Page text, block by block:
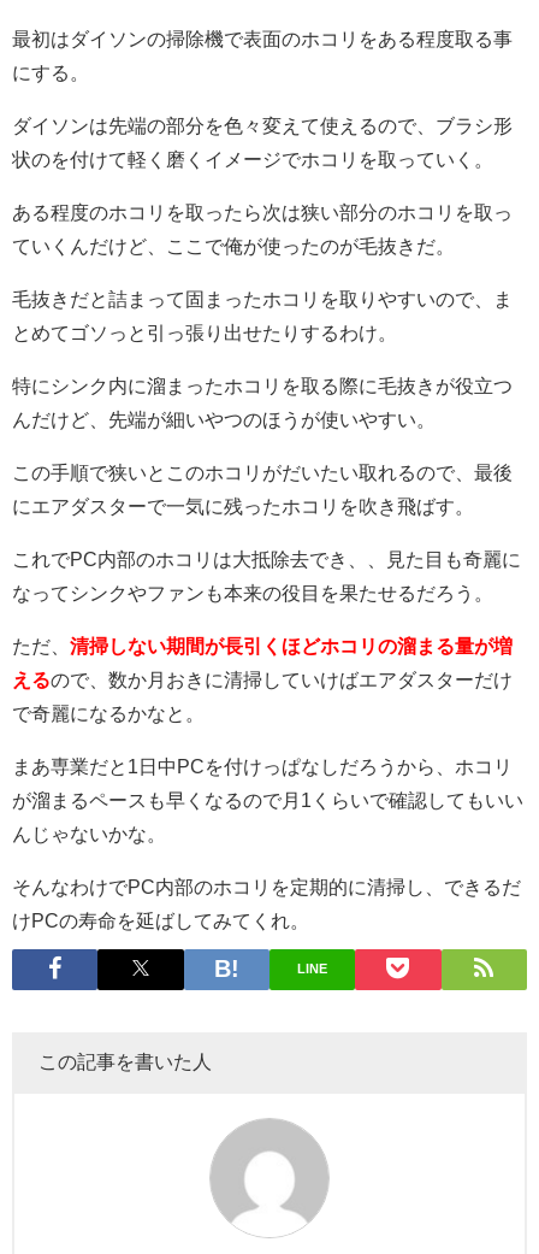
最初はダイソンの掃除機で表面のホコリをある程度取る事
にする。
ダイソンは先端の部分を色々変えて使えるので、ブラシ形
状のを付けて軽く磨くイメージでホコリを取っていく。
ある程度のホコリを取ったら次は狭い部分のホコリを取っ
ていくんだけど、ここで俺が使ったのが毛抜きだ。
毛抜きだと詰まって固まったホコリを取りやすいので、ま
とめてゴソっと引っ張り出せたりするわけ。
特にシンク内に溜まったホコリを取る際に毛抜きが役立つ
んだけど、先端が細いやつのほうが使いやすい。
この手順で狭いとこのホコリがだいたい取れるので、最後
にエアダスターで一気に残ったホコリを吹き飛ばす。
これでPC内部のホコリは大抵除去でき、、見た目も奇麗に
なってシンクやファンも本来の役目を果たせるだろう。
ただ、 清掃しない期間が長引くほどホコリの溜まる量が増
えるので、数か月おきに清掃していけばエアダスターだけ
で奇麗になるかなと。
まあ専業だと1日中PCを付けっぱなしだろうから、ホコリ
が溜まるペースも早くなるので月1くらいで確認してもいい
んじゃないかな。
そんなわけでPC内部のホコリを定期的に清掃し、できるだ
けPCの寿命を延ばしてみてくれ。
LINE
この記事を書いた人